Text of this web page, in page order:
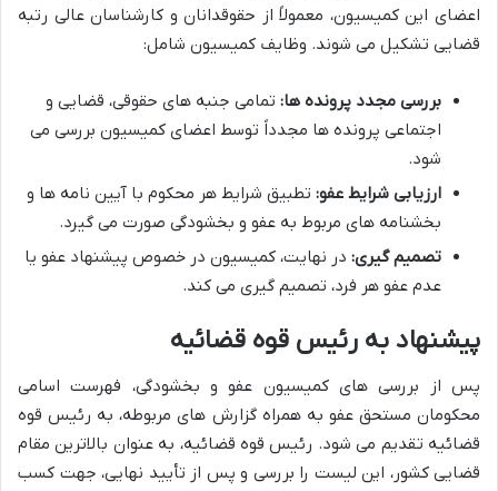
اعضای این کمیسیون، معمولاً از حقوقدانان و کارشناسان عالی رتبه
قضایی تشکیل می شوند. وظایف کمیسیون شامل:
بررسی مجدد پرونده ها: تمامی جنبه های حقوقی، قضایی و
اجتماعی پرونده ها مجدداً توسط اعضای کمیسیون بررسی می
شود.
ارزیابی شرایط عفو: تطبیق شرایط هر محکوم با آیین نامه ها و
بخشنامه های مربوط به عفو و بخشودگی صورت می گیرد.
تصمیم گیری: در نهایت، کمیسیون در خصوص پیشنهاد عفو یا
عدم عفو هر فرد، تصمیم گیری می کند.
پیشنهاد به رئیس قوه قضائیه
پس از بررسی های کمیسیون عفو و بخشودگی، فهرست اسامی
محکومان مستحق عفو به همراه گزارش های مربوطه، به رئیس قوه
قضائیه تقدیم می شود. رئیس قوه قضائیه، به عنوان بالاترین مقام
قضایی کشور، این لیست را بررسی و پس از تأیید نهایی، جهت کسب